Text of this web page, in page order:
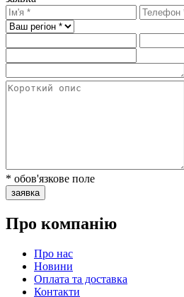
* обов'язкове поле
заявка
Про компанію
Про нас
Новини
Оплата та доставка
Контакти